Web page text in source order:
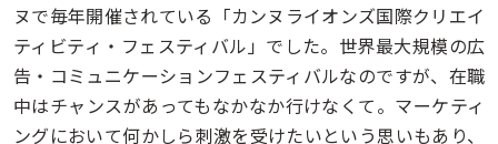
ヌで毎年開催されている「カンヌライオンズ国際クリエイ
ティビティ・フェスティバル」でした。世界最大規模の広
告・コミュニケーションフェスティバルなのですが、在職
中はチャンスがあってもなかなか行けなくて。マーケティ
ングにおいて何かしら刺激を受けたいという思いもあり、